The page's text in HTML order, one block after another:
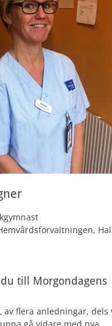
till Morgondagens
av flera anledningar, dels